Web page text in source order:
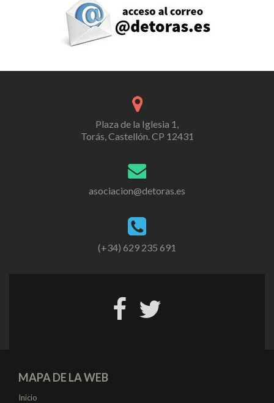
Plaza de la Iglesia 1,
Torás, Castellón. CP 12431
asociacion@detoras.es
(+34) 629 235 691
MAPA DE LA WEB
Inicio